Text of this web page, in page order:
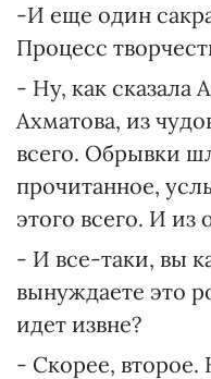
-И еще один
Процесс
- Ну, как сказала
Ахматова, из
всего. Обрывки
прочитанное,
этого всего. И
- И все-таки, вы
вынуждаете это
идет извне?
- Скорее,